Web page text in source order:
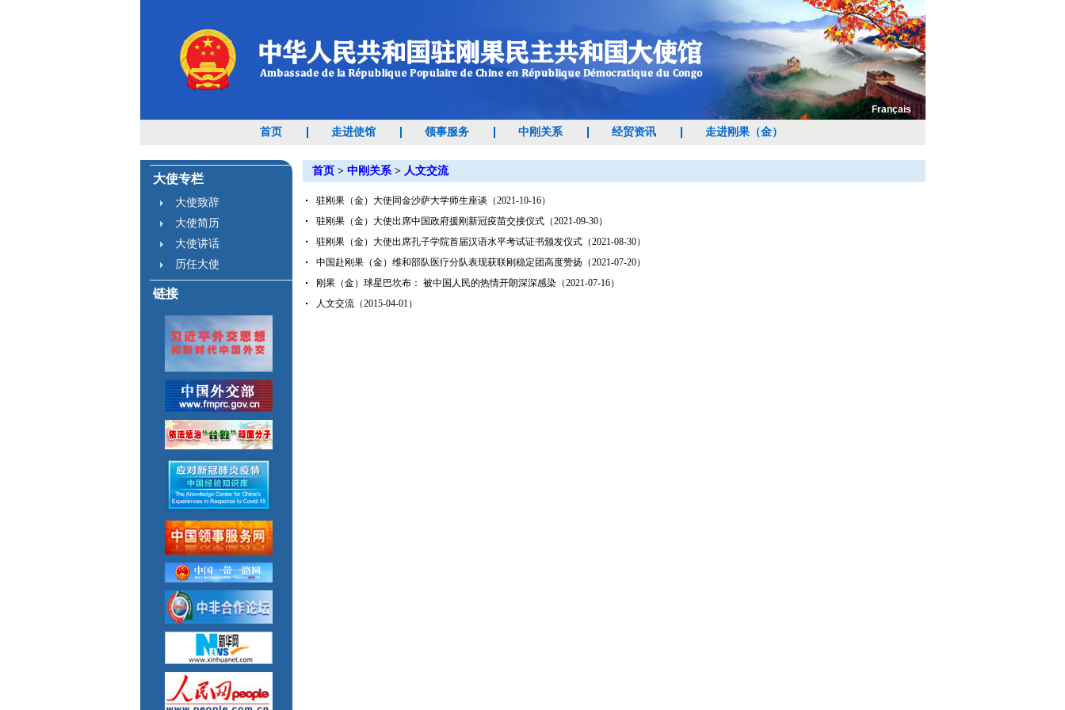
Français
首页 走进使馆 领事服务 中刚关系 经贸资讯 走进刚果（金）
大使专栏
大使致辞
大使简历
大使讲话
历任大使
链接
首页> 中刚关系> 人文交流
驻刚果（金）大使同金沙萨大学师生座谈（2021-10-16）
驻刚果（金）大使出席中国政府援刚新冠疫苗交接仪式（2021-09-30）
驻刚果（金）大使出席孔子学院首届汉语水平考试证书颁发仪式（2021-08-30）
中国赴刚果（金）维和部队医疗分队表现获联刚稳定团高度赞扬（2021-07-20）
刚果（金）球星巴坎布： 被中国人民的热情开朗深深感染（2021-07-16）
人文交流（2015-04-01）